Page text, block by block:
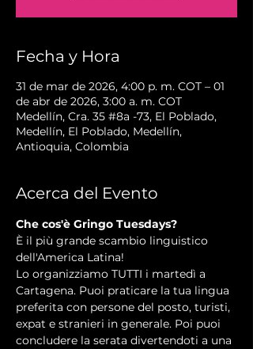
Fecha y Hora
31 de mar de 2026, 4:00 p. m. COT – 01
de abr de 2026, 3:00 a. m. COT
Medellín, Cra. 35 #8a -73, El Poblado,
Medellín, El Poblado, Medellín,
Antioquia, Colombia
Acerca del Evento
Che cos'è Gringo Tuesdays?
È il più grande scambio linguistico
dell'America Latina!
Lo organizziamo TUTTI i martedì a
Cartagena. Puoi praticare la tua lingua
preferita con persone del posto, turisti,
expat e stranieri in generale. Poi puoi
concludere la serata divertendoti a una